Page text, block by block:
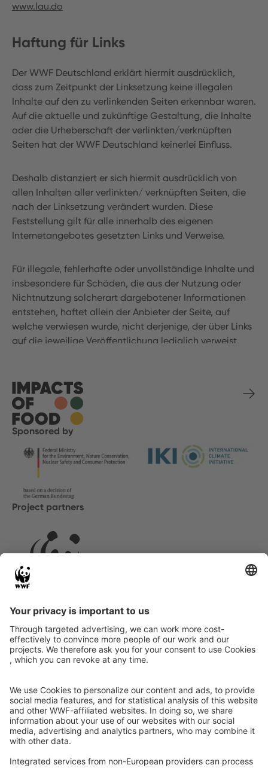
www.lau.do
Haftung für Links
Der WWF Deutschland erklärt hiermit ausdrücklich,
dass zum Zeitpunkt der Linksetzung keine illegalen
Inhalte auf den zu verlinkenden Seiten erkennbar waren.
Auf die aktuelle und zukünftige Gestaltung, die Inhalte
oder die Urheberschaft der verlinkten/verknüpften
Seiten hat der WWF Deutschland keinerlei Einfluss.
Deshalb distanziert er sich hiermit ausdrücklich von
allen Inhalten aller verlinkten/ verknüpften Seiten, die
nach der Linksetzung verändert wurden. Diese
Feststellung gilt für alle innerhalb des eigenen
Internetangebotes gesetzten Links und Verweise.
Für illegale, fehlerhafte oder unvollständige Inhalte und
insbesondere für Schäden, die aus der Nutzung oder
Nichtnutzung solcherart dargebotener Informationen
entstehen, haftet allein der Anbieter der Seite, auf
welche verwiesen wurde, nicht derjenige, der über Links
auf die jeweilige Veröffentlichung lediglich verweist.
Sponsored by
Project partners